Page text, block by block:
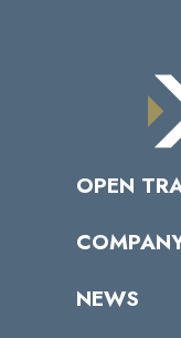
OPEN
受講者の声
トップメッ
NEWS